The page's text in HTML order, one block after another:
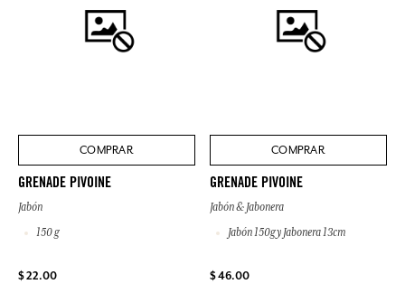
COMPRAR
GRENADE PIVOINE
Jabón
150 g
$ 22.00
COMPRAR
GRENADE PIVOINE
Jabón & Jabonera
Jabón 150g y Jabonera 13cm
$ 46.00